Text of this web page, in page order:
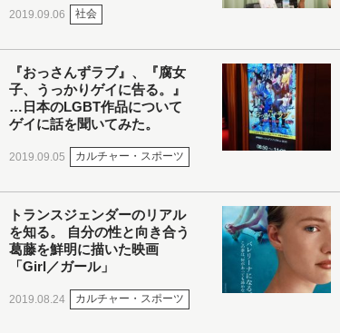
2019.09.06 社会
『おっさんずラブ』、『腐女
子、うっかりゲイに告る。』
…日本のLGBT作品について
ゲイに話を聞いてみた。
2019.09.05 カルチャー・スポーツ
トランスジェンダーのリアル
を知る。 自分の性と向き合う
葛藤を鮮明に描いた映画
「Girl／ガール」
2019.08.24 カルチャー・スポーツ